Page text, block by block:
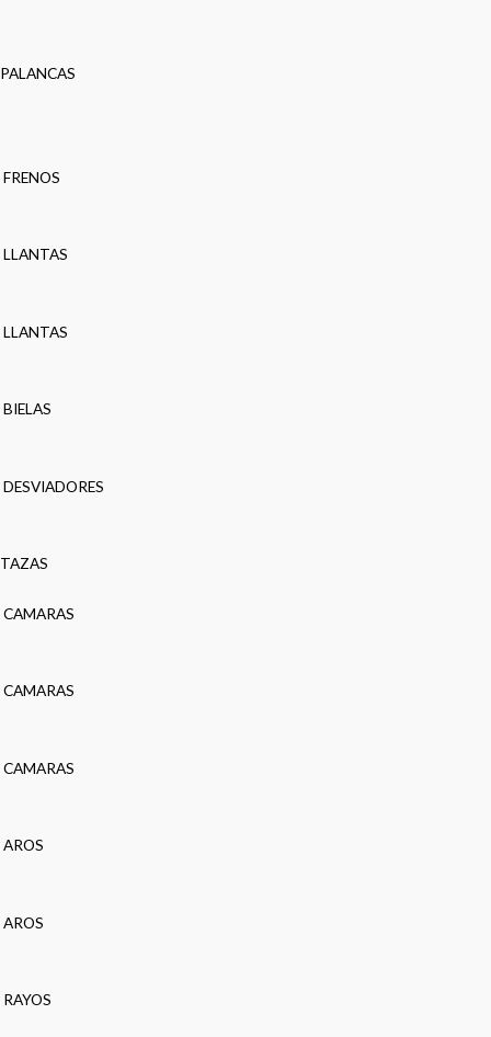
PALANCAS
FRENOS
LLANTAS
LLANTAS
BIELAS
DESVIADORES
TAZAS
CAMARAS
CAMARAS
CAMARAS
AROS
AROS
RAYOS